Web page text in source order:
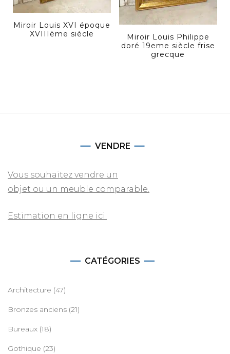
Miroir Louis XVI époque
XVIIIème siècle
Miroir Louis Philippe
doré 19eme siècle frise
grecque
VENDRE
Vous souhaitez vendre un
objet ou un meuble comparable.
Estimation en ligne ici.
CATÉGORIES
Architecture (47)
Bronzes anciens (21)
Bureaux (18)
Gothique (23)